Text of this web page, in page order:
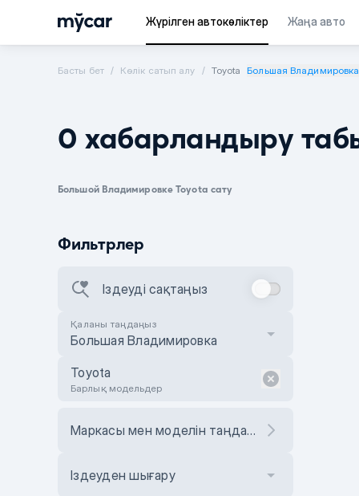
Жүрілген автокөліктер Жаңа авто
Басты бет Көлік сатып алу Toyota Большая Владимировка
0 хабарландыру
Большой Владимировке Toyota сату
Фильтрлер
Іздеуді сақтаңыз
Қаланы таңдаңыз
Большая Владимировка
Toyota
Барлық модельдер
Маркасы мен моделін таңдаңыз
Іздеуден шығару